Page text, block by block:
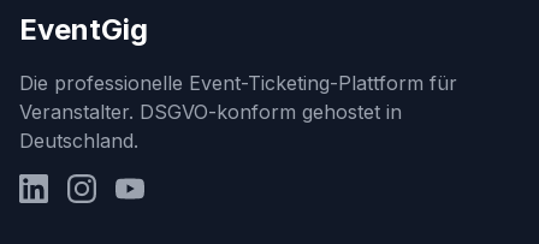
EventGig
Die professionelle Event-Ticketing-Plattform für
Veranstalter. DSGVO-konform gehostet in
Deutschland.
LinkedInInstagramYouTube